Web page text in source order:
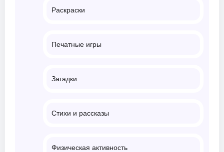
Раскраски
Печатные игры
Загадки
Стихи и рассказы
Физическая активность